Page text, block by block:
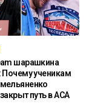
шарашкина
Почему ученикам
путь в ACA